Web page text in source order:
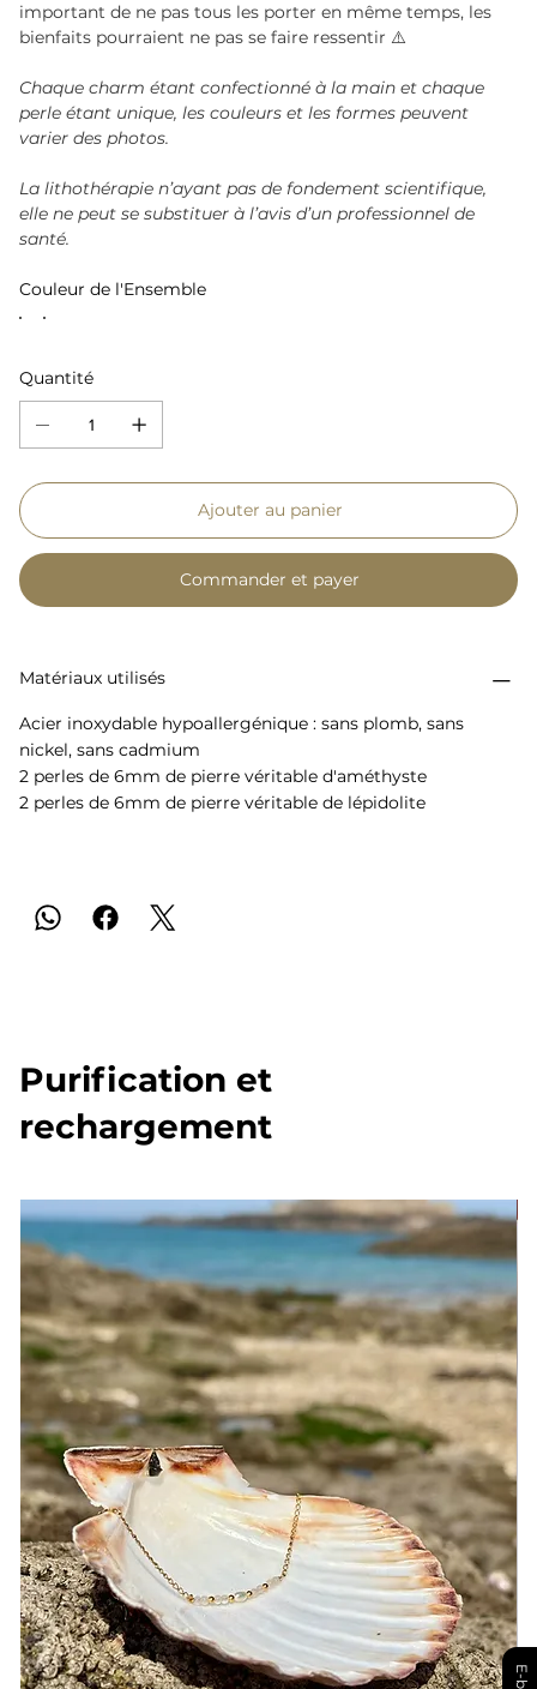
important de ne pas tous les porter en même temps, les
bienfaits pourraient ne pas se faire ressentir ⚠️
Chaque charm étant confectionné à la main et chaque
perle étant unique, les couleurs et les formes peuvent
varier des photos.
La lithothérapie n’ayant pas de fondement scientifique,
elle ne peut se substituer à l’avis d’un professionnel de
santé.
Couleur de l'Ensemble
Quantité
Ajouter au panier
Commander et payer
Matériaux utilisés
Acier inoxydable hypoallergénique : sans plomb, sans
nickel, sans cadmium
2 perles de 6mm de pierre véritable d'améthyste
2 perles de 6mm de pierre véritable de lépidolite
Purification et
rechargement